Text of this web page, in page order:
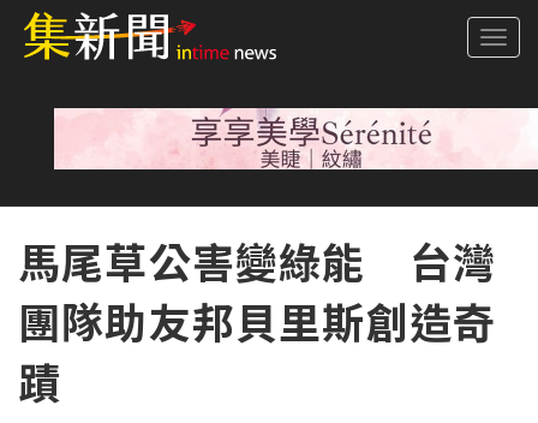
馬尾草公害變綠能 台灣
團隊助友邦貝里斯創造奇
蹟